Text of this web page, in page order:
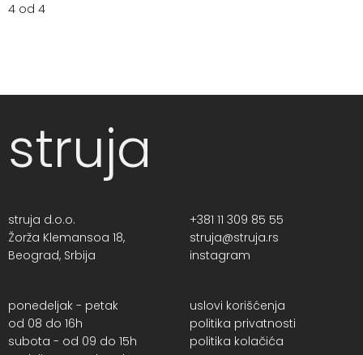
4 od 4
struja
struja d.o.o.
Žorža Klemansoa 18,
Beograd, Srbija
+381 11 309 85 55
struja@struja.rs
instagram
ponedeljak - petak
od 08 do 16h
subota - od 09 do 15h
uslovi korišćenja
politika privatnosti
politika kolačića